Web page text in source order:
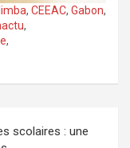
, CEEAC, Gabon,
,
,
scolaires : une